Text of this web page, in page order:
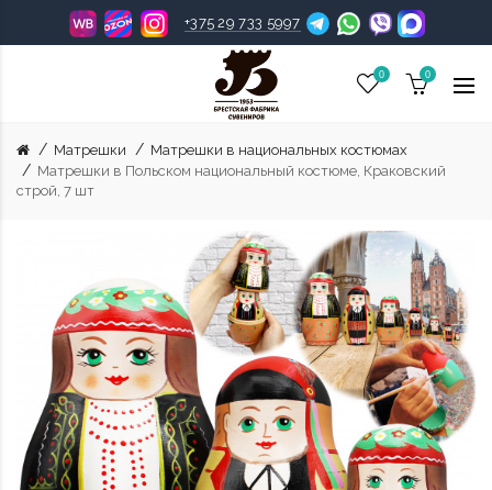
+375 29 733 5997
0 0
Матрешки
Матрешки в национальных костюмах
Матрешки в Польском национальный костюме, Краковский
строй, 7 шт